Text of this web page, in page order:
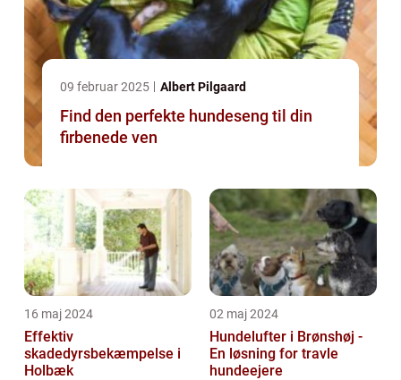
09 februar 2025 Albert Pilgaard
Find den perfekte hundeseng til din
firbenede ven
16 maj 2024
Effektiv
skadedyrsbekæmpelse i
Holbæk
02 maj 2024
Hundelufter i Brønshøj -
En løsning for travle
hundeejere